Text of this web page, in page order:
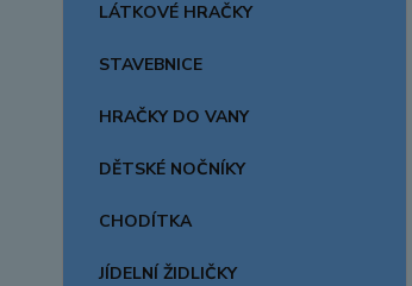
LÁTKOVÉ HRAČKY
STAVEBNICE
HRAČKY DO VANY
DĚTSKÉ NOČNÍKY
CHODÍTKA
JÍDELNÍ ŽIDLIČKY